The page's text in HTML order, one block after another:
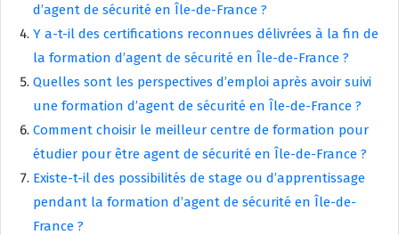
d’agent de sécurité en Île-de-France ?
Y a-t-il des certifications reconnues délivrées à la fin de
la formation d’agent de sécurité en Île-de-France ?
Quelles sont les perspectives d’emploi après avoir suivi
une formation d’agent de sécurité en Île-de-France ?
Comment choisir le meilleur centre de formation pour
étudier pour être agent de sécurité en Île-de-France ?
Existe-t-il des possibilités de stage ou d’apprentissage
pendant la formation d’agent de sécurité en Île-de-
France ?